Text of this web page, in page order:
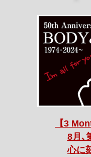
【3
8月､
心に